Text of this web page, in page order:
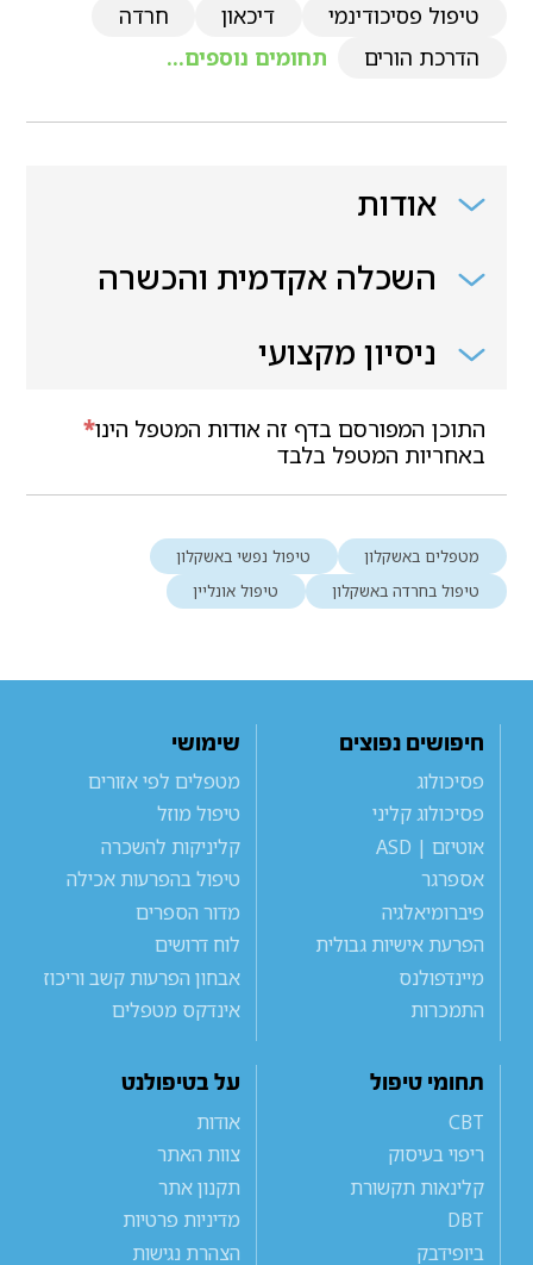
טיפול פסיכודינמי
דיכאון
חרדה
הדרכת הורים
תחומים נוספים...
אודות
השכלה אקדמית והכשרה
ניסיון מקצועי
*התוכן המפורסם בדף זה אודות המטפל הינו
באחריות המטפל בלבד
מטפלים באשקלון
טיפול נפשי באשקלון
טיפול בחרדה באשקלון
טיפול אונליין
חיפושים נפוצים
פסיכולוג
פסיכולוג קליני
אוטיזם | ASD
אספרגר
פיברומיאלגיה
הפרעת אישיות גבולית
מיינדפולנס
התמכרות
שימושי
מטפלים לפי אזורים
טיפול מוזל
קליניקות להשכרה
טיפול בהפרעות אכילה
מדור הספרים
לוח דרושים
אבחון הפרעות קשב וריכוז
אינדקס מטפלים
תחומי טיפול
CBT
ריפוי בעיסוק
קלינאות תקשורת
DBT
ביופידבק
על בטיפולנט
אודות
צוות האתר
תקנון אתר
מדיניות פרטיות
הצהרת נגישות